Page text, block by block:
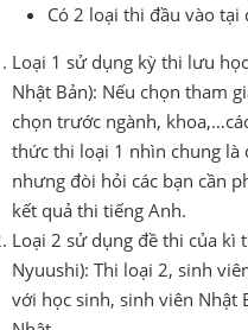
Có 2 loại thi đầu vào tại
Loại 1 sử dụng kỳ thi lưu
Nhật Bản): Nếu chọn tham
chọn trước ngành,
thức thi loại 1 nhìn chung là
nhưng đòi hỏi các bạn cần
kết quả thi tiếng Anh.
Loại 2 sử dụng đề thi của kì
Nyuushi): Thi loại 2, sinh
với học sinh, sinh viên Nhật